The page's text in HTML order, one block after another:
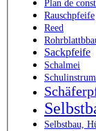
Plan de
Rauschpfeife
Reed
Sackpfeife
Schalmei
Selbstbau,